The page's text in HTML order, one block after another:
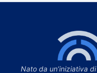
Nato da un’iniziativa di